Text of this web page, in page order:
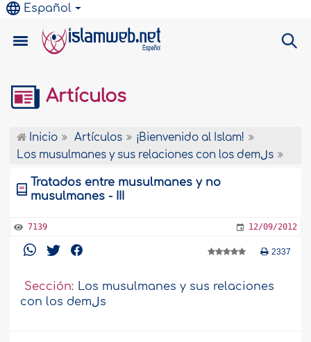
Español
Artículos
Inicio Artículos
¡Bienvenido al Islam!
Los musulmanes y sus relaciones con los demلs
Tratados entre musulmanes y no
musulmanes - III
7139 12/09/2012
2337
Sección: Los musulmanes y sus relaciones
con los demلs